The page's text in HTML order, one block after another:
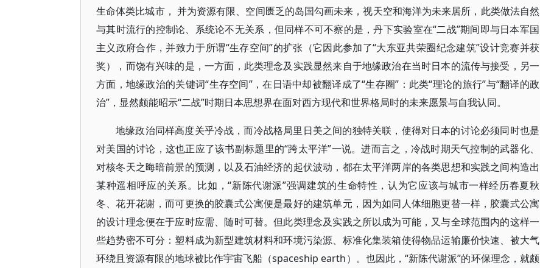
生命体类比城市， 并为资源有限、空间匮乏的岛国勾画未来，视天空和海洋为未来居所，此类做法自然
与其时流行的控制论、系统论不无关系，但同样不可不察的是，丹下实验室在“二战”期间即与日本军国
主义政府合作，并致力于所谓“生存空间”的扩张（它因此参加了“大东亚共荣圈纪念建筑”设计竞赛并获
奖），而饶有兴味的是，一方面，此类理念及实践显然来自于地缘政治在当时日本的流传与接受，另一
方面，地缘政治的关键词“生存空间”，在日语中却被翻译成了“生存圈”：此类“理论的旅行”与“翻译的政
治”，显然颇能昭示“二战”时期日本思想界在面对西方现代和世界格局时的未来愿景与自我认同。
地缘政治同样高度关乎冷战，而冷战格局里日美之间的独特关联，使得对日本的讨论必须同时也是
对美国的讨论，这也正应了该书副标题里的“跨太平洋”一说。进而言之，冷战时期天气控制的武器化、
对核冬天之晦暗前景的预测，以及石油经济的起伏波动，都在太平洋两岸的各类思想和实践之间构造出
某种遥相呼应的关系。比如，“新陈代谢派”强调建筑的生命特性，认为它应该与城市一样经历春夏秋
冬、花开花谢，而可更换的胶囊式公寓便是最好的建筑单元，因为如同人体细胞更替一样，胶囊式公寓
的设计理念便在于应时应需、随时可替。但此类理念及实践之所以成为可能，又与全球范围内的这样一
些趋势密不可分：塑料成为新型建筑材料和环境污染源、标准化集装箱使得物品运输廉价快速、被大气
环绕且资源有限的地球被比作宇宙飞船（spaceship earth）。也因此，“新陈代谢派”的环保理念，就颇